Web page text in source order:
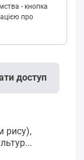
- кнопка
про
доступ
рису),